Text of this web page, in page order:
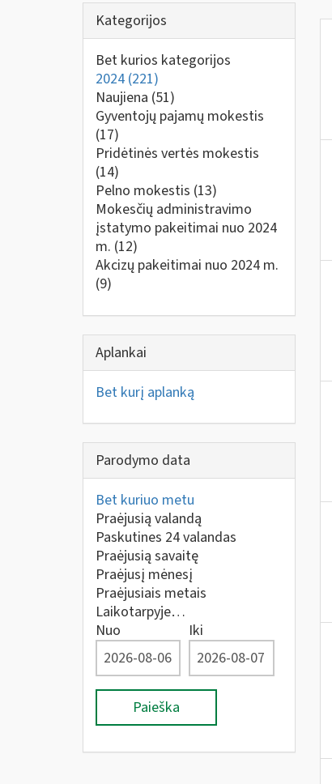
Kategorijos
Bet kurios kategorijos
2024 (221)
Naujiena (51)
Gyventojų pajamų mokestis
(17)
Pridėtinės vertės mokestis
(14)
Pelno mokestis (13)
Mokesčių administravimo
įstatymo pakeitimai nuo 2024
m. (12)
Akcizų pakeitimai nuo 2024 m.
(9)
Aplankai
Bet kurį aplanką
Parodymo data
Bet kuriuo metu
Praėjusią valandą
Paskutines 24 valandas
Praėjusią savaitę
Praėjusį mėnesį
Praėjusiais metais
Laikotarpyje…
Nuo
Iki
Paieška